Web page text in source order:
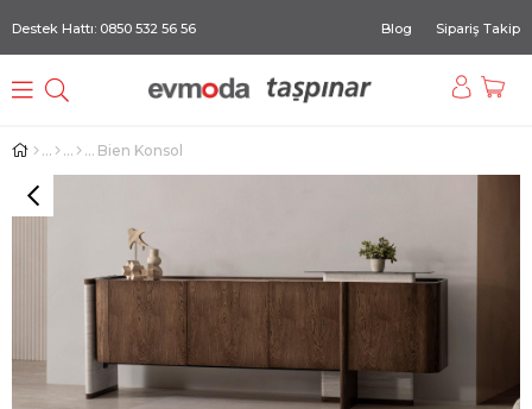
Destek Hattı: 0850 532 56 56 Blog Sipariş Takip
Bien Konsol